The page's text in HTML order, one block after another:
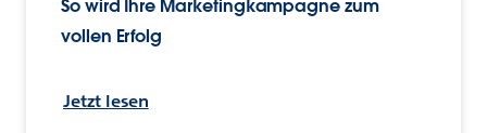
So wird Ihre Marketingkampagne zum
vollen Erfolg
Jetzt lesen